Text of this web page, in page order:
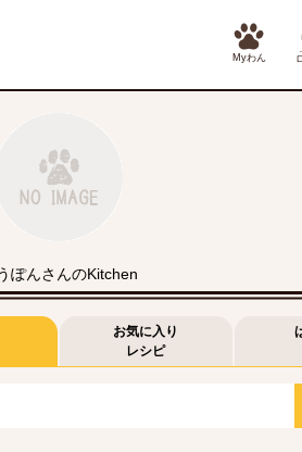
Myわん
ぽんさんのKitchen
お気に入り
レシピ